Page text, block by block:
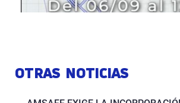
OTRAS NOTICIAS